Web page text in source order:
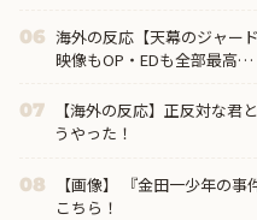
06 海外の反応【天幕のジャー
映像もOP・EDも全部最高…
07
【海外の反応】正反対な君
うやった！
08
【画像】 『金田一少年の
こちら！